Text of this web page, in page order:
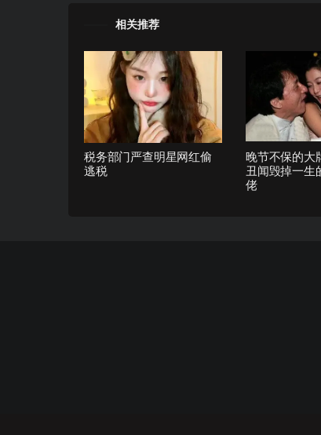
相关推荐
税务部门严查明星网红偷
逃税
晚节不保的大
丑闻毁掉一生
佬